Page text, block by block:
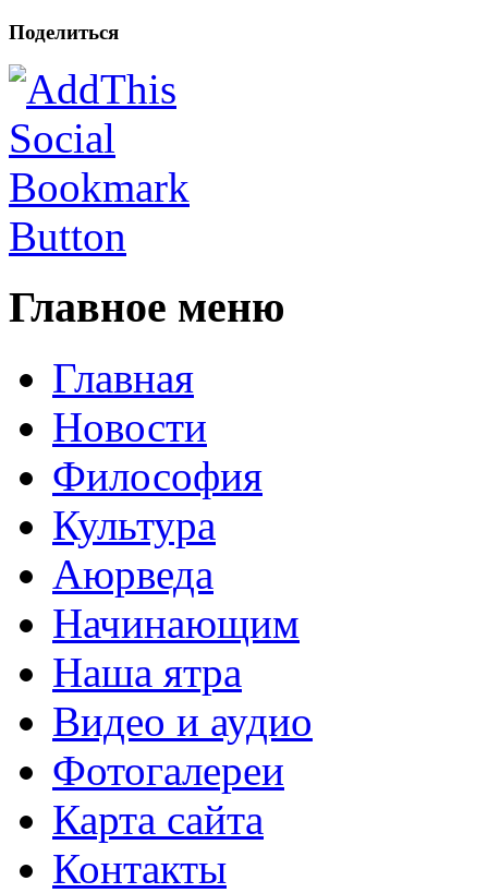
Поделиться
Главное меню
Главная
Новости
Философия
Культура
Аюрведа
Начинающим
Наша ятра
Видео и аудио
Фотогалереи
Карта сайта
Контакты